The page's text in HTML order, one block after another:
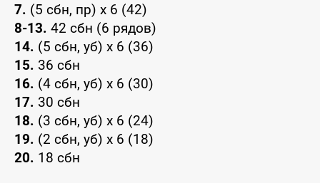
7. (5 сбн, пр) х 6 (42)
8-13. 42 сбн (6 рядов)
14. (5 сбн, уб) х 6 (36)
15. 36 сбн
16. (4 сбн, уб) х 6 (30)
17. 30 сбн
18. (3 сбн, уб) х 6 (24)
19. (2 сбн, уб) х 6 (18)
20. 18 сбн